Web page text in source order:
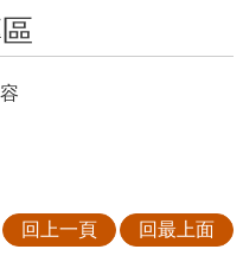
回上一頁 回最上面